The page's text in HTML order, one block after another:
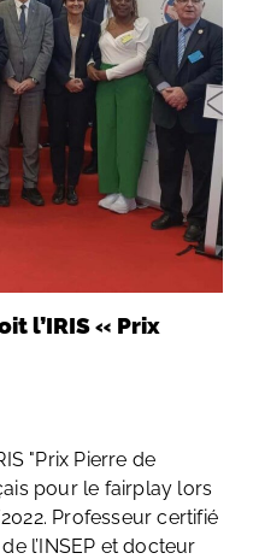
l’IRIS « Prix
"Prix Pierre de
pour le fairplay lors
Professeur certifié
l’INSEP et docteur